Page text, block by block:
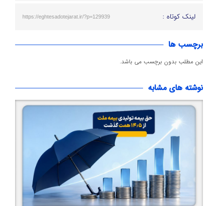
لینک کوتاه : https://eghtesadotejarat.ir/?p=129939
برچسب ها
این مطلب بدون برچسب می باشد.
نوشته های مشابه